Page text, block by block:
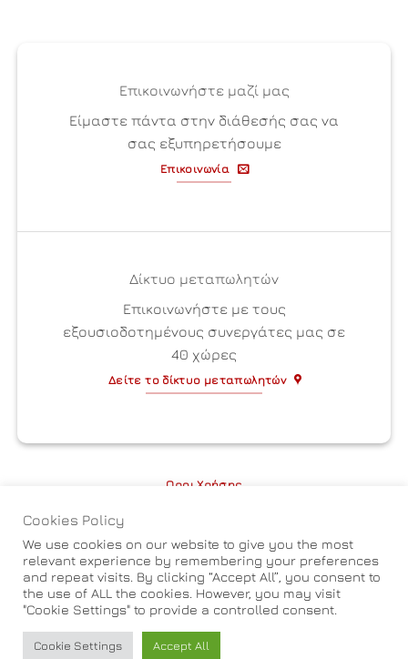
Επικοινωνήστε μαζί μας
Είμαστε πάντα στην διάθεσής σας να
σας εξυπηρετήσουμε
Επικοινωνία
Δίκτυο μεταπωλητών
Επικοινωνήστε με τους
εξουσιοδοτημένους συνεργάτες μας σε
40 χώρες
Δείτε το δίκτυο μεταπωλητών
Οροι Χρήσης
Cookies Policy
We use cookies on our website to give you the most
relevant experience by remembering your preferences
and repeat visits. By clicking “Accept All”, you consent to
the use of ALL the cookies. However, you may visit
"Cookie Settings" to provide a controlled consent.
Cookie Settings Accept All